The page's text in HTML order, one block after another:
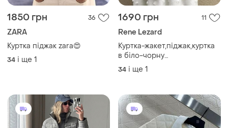
клітку,бавовна+поліамід,люкс
бренд,оригінал
34 і ще 1